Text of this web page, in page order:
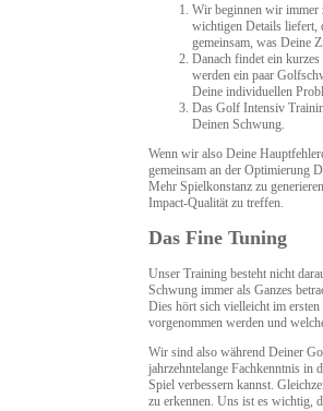
Wir beginnen wir immer
wichtigen Details liefert,
gemeinsam, was Deine
Danach findet ein
werden ein paar
Deine individuellen
Das Golf Intensiv
Deinen Schwung.
Wenn wir also Deine
gemeinsam an der Optimierung
Mehr Spielkonstanz zu
Impact-Qualität zu treffen.
Das Fine Tuning
Unser Training besteht nicht
Schwung immer als Ganzes
Dies hört sich vielleicht im
vorgenommen werden und
Wir sind also während Deiner
jahrzehntelange Fachkenntnis
Spiel verbessern kannst.
zu erkennen. Uns ist es wichtig,